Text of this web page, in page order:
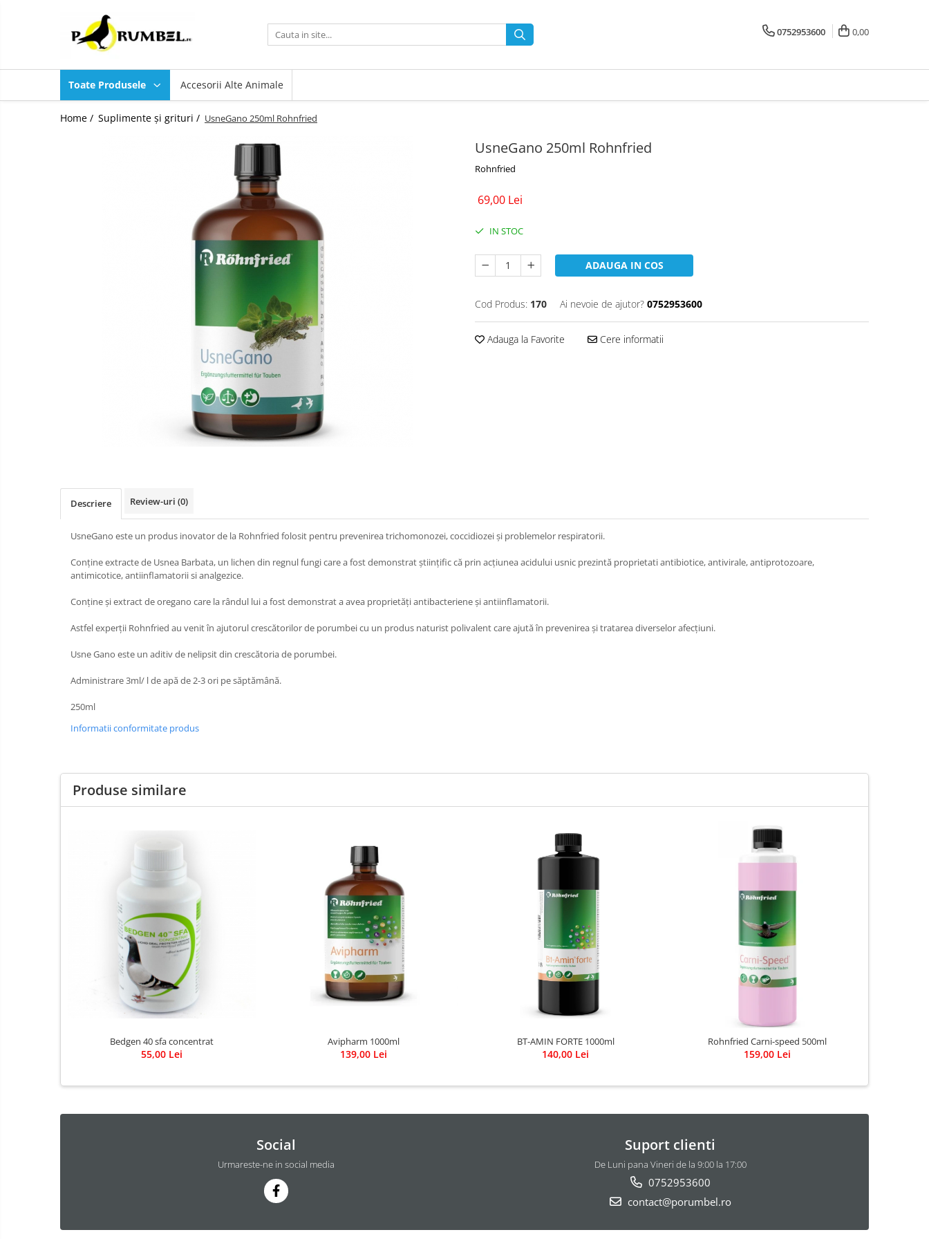
Toate Produsele
0752953600 0,00
Toate Produsele Accesorii Alte Animale
Home / Suplimente și grituri / UsneGano 250ml Rohnfried
UsneGano 250ml Rohnfried
Rohnfried
69,00 Lei
IN STOC
ADAUGA IN COS
Cod Produs: 170 Ai nevoie de ajutor? 0752953600
Adauga la Favorite Cere informatii
Descriere Review-uri (0)
UsneGano este un produs inovator de la Rohnfried folosit pentru prevenirea trichomonozei, coccidiozei și problemelor respiratorii.
Conține extracte de Usnea Barbata, un lichen din regnul fungi care a fost demonstrat științific că prin acțiunea acidului usnic prezintă proprietati antibiotice, antivirale, antiprotozoare,
antimicotice, antiinflamatorii si analgezice.
Conține și extract de oregano care la rândul lui a fost demonstrat a avea proprietăți antibacteriene și antiinflamatorii.
Astfel experții Rohnfried au venit în ajutorul crescătorilor de porumbei cu un produs naturist polivalent care ajută în prevenirea și tratarea diverselor afecțiuni.
Usne Gano este un aditiv de nelipsit din crescătoria de porumbei.
Administrare 3ml/ l de apă de 2-3 ori pe săptămână.
250ml
Informatii conformitate produs
Produse similare
Bedgen 40 sfa concentrat
55,00 Lei
Avipharm 1000ml
139,00 Lei
BT-AMIN FORTE 1000ml
140,00 Lei
Rohnfried Carni-speed 500ml
159,00 Lei
Social
Urmareste-ne in social media
Suport clienti
De Luni pana Vineri de la 9:00 la 17:00
0752953600
contact@porumbel.ro